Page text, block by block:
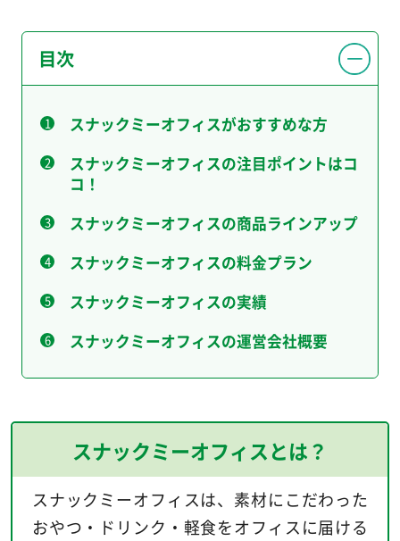
目次
スナックミーオフィスがおすすめな方
スナックミーオフィスの注目ポイントはコ
コ！
スナックミーオフィスの商品ラインアップ
スナックミーオフィスの料金プラン
スナックミーオフィスの実績
スナックミーオフィスの運営会社概要
スナックミーオフィスとは？
スナックミーオフィスは、素材にこだわった
おやつ・ドリンク・軽食をオフィスに届ける